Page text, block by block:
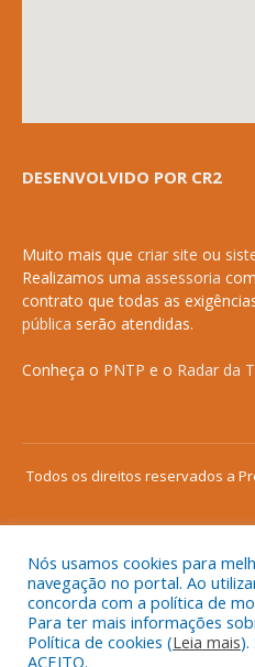
DESENVOLVIDO POR CR2
Muito mais que criar site ou
Realizamos uma assessoria
contrato que todas as
pública serão atendidas.
Conheça o PNTP e o Radar da
Todos os direitos reservados a
Mapa do Site
Acessar
Acessar o
Nós usamos cookies para
navegação no portal. Ao
concorda com a política de
Para ter mais informações
Política de cookies (Leia mais
ACEITO.